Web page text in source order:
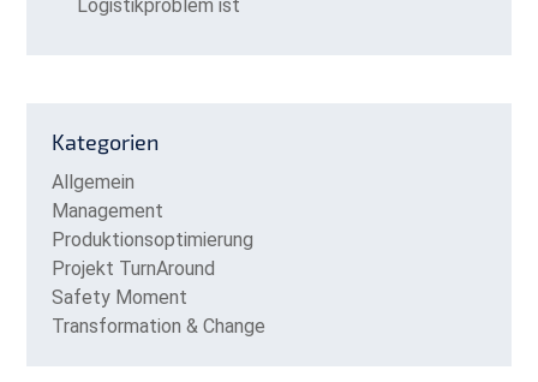
Logistikproblem ist
Kategorien
Allgemein
Management
Produktionsoptimierung
Projekt TurnAround
Safety Moment
Transformation & Change